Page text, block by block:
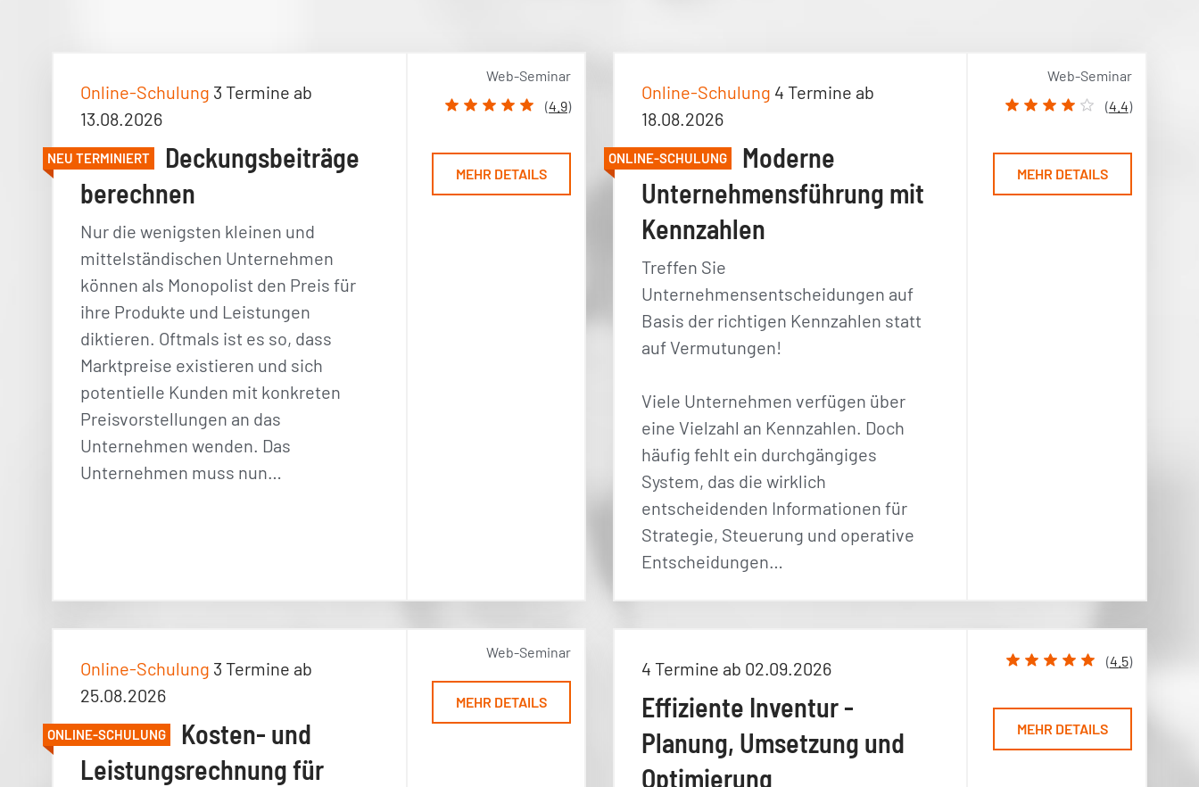
Online-Schulung 3 Termine ab
13.08.2026
NEU TERMINIERT
Deckungsbeiträge
berechnen
Nur die wenigsten kleinen und
mittelständischen Unternehmen
können als Monopolist den Preis für
ihre Produkte und Leistungen
diktieren. Oftmals ist es so, dass
Marktpreise existieren und sich
potentielle Kunden mit konkreten
Preisvorstellungen an das
Unternehmen wenden. Das
Unternehmen muss nun…
Web-Seminar
(4.9)
MEHR DETAILS
Online-Schulung 4 Termine ab
18.08.2026
ONLINE-SCHULUNG
Moderne
Unternehmensführung mit
Kennzahlen
Treffen Sie
Unternehmensentscheidungen auf
Basis der richtigen Kennzahlen statt
auf Vermutungen!
Viele Unternehmen verfügen über
eine Vielzahl an Kennzahlen. Doch
häufig fehlt ein durchgängiges
System, das die wirklich
entscheidenden Informationen für
Strategie, Steuerung und operative
Entscheidungen…
Web-Seminar
(4.4)
MEHR DETAILS
Online-Schulung 3 Termine ab
25.08.2026
ONLINE-SCHULUNG
Kosten- und
Leistungsrechnung für
Web-Seminar
MEHR DETAILS
4 Termine ab 02.09.2026
Effiziente Inventur -
Planung, Umsetzung und
Optimierung
(4.5)
MEHR DETAILS